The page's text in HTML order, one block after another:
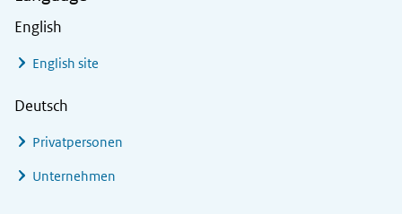
English
English site
Deutsch
Privatpersonen
Unternehmen